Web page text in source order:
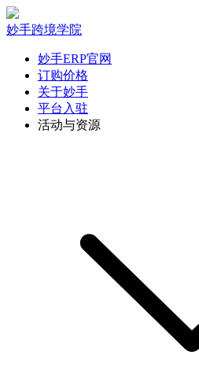
妙手跨境学院
妙手ERP官网
订购价格
关于妙手
平台入驻
活动与资源